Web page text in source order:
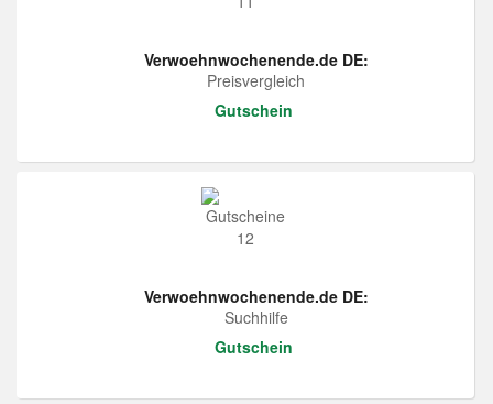
Verwoehnwochenende.de DE:
Preisvergleich
Gutschein
Verwoehnwochenende.de DE:
Suchhilfe
Gutschein